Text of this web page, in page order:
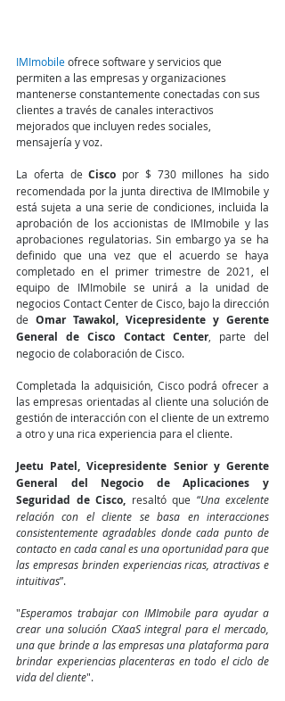
IMImobile ofrece software y servicios que
permiten a las empresas y organizaciones
mantenerse constantemente conectadas con sus
clientes a través de canales interactivos
mejorados que incluyen redes sociales,
mensajería y voz.
La oferta de Cisco por $ 730 millones ha sido
recomendada por la junta directiva de IMImobile y
está sujeta a una serie de condiciones, incluida la
aprobación de los accionistas de IMImobile y las
aprobaciones regulatorias. Sin embargo ya se ha
definido que una vez que el acuerdo se haya
completado en el primer trimestre de 2021, el
equipo de IMImobile se unirá a la unidad de
negocios Contact Center de Cisco, bajo la dirección
de Omar Tawakol, Vicepresidente y Gerente
General de Cisco Contact Center, parte del
negocio de colaboración de Cisco.
Completada la adquisición, Cisco podrá ofrecer a
las empresas orientadas al cliente una solución de
gestión de interacción con el cliente de un extremo
a otro y una rica experiencia para el cliente.
Jeetu Patel, Vicepresidente Senior y Gerente
General del Negocio de Aplicaciones y
Seguridad de Cisco, resaltó que “Una excelente
relación con el cliente se basa en interacciones
consistentemente agradables donde cada punto de
contacto en cada canal es una oportunidad para que
las empresas brinden experiencias ricas, atractivas e
intuitivas”.
"Esperamos trabajar con IMImobile para ayudar a
crear una solución CXaaS integral para el mercado,
una que brinde a las empresas una plataforma para
brindar experiencias placenteras en todo el ciclo de
vida del cliente".